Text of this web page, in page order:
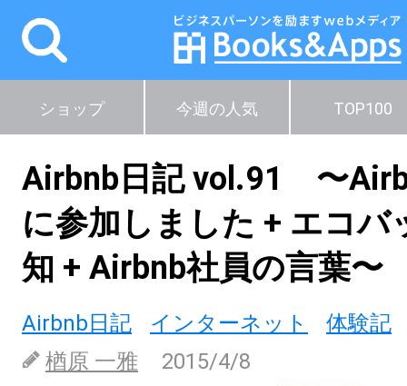
ショップ 今週の人気 TOP100
Airbnb日記 vol.91 〜
に参加しました + エコバ
知 + Airbnb社員の言葉〜
Airbnb日記 インターネット
体験記
楢原 一雅
2015/4/8